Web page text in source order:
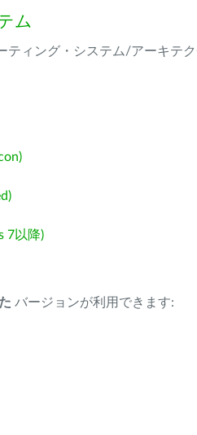
ム
ティング・システム/アーキテク
7以降)
バージョンが利用できます: